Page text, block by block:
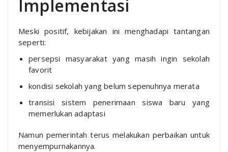
Implementasi
Meski positif, kebijakan ini menghadapi tantangan
seperti:
persepsi masyarakat yang masih ingin sekolah
favorit
kondisi sekolah yang belum sepenuhnya merata
transisi sistem penerimaan siswa baru yang
memerlukan adaptasi
Namun pemerintah terus melakukan perbaikan untuk
menyempurnakannya.